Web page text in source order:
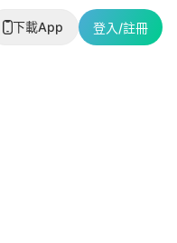
下載App 登入/註冊